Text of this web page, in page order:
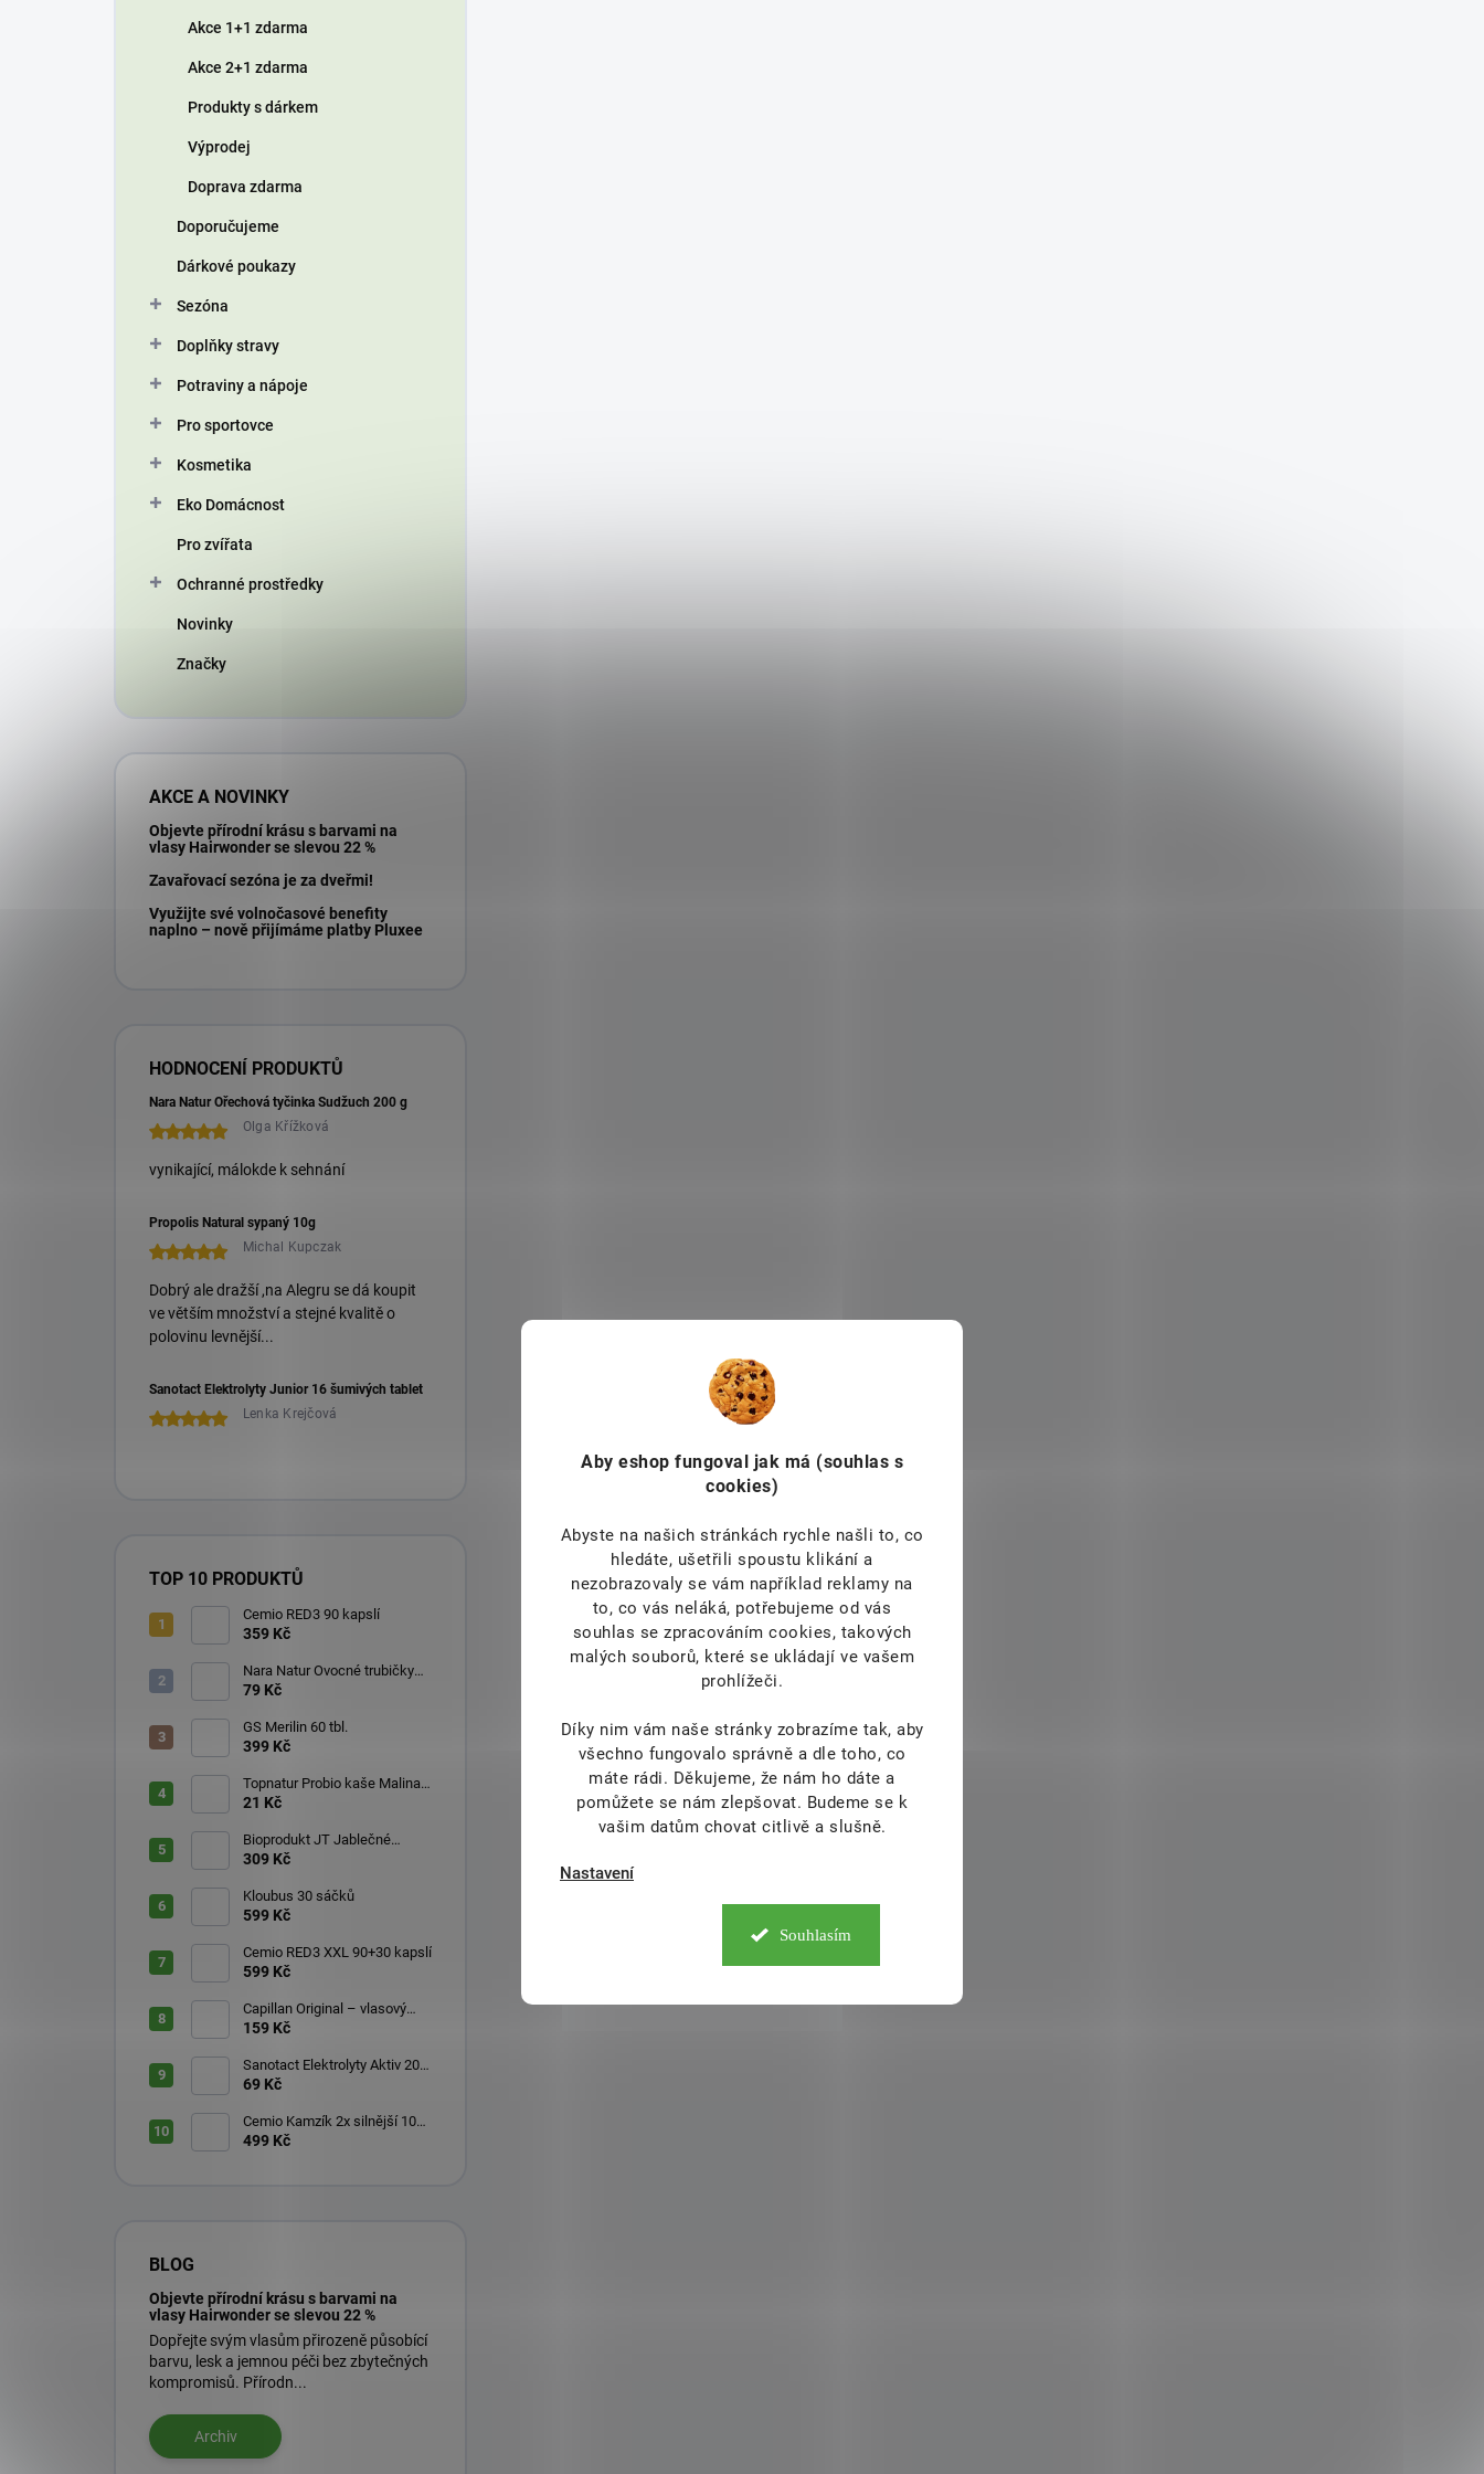
Aby eshop fungoval jak má (souhlas s
cookies)
Abyste na našich stránkách rychle našli to, co
hledáte, ušetřili spoustu klikání a
nezobrazovaly se vám například reklamy na
to, co vás neláká, potřebujeme od vás
souhlas se zpracováním cookies, takových
malých souborů, které se ukládají ve vašem
prohlížeči.
Díky nim vám naše stránky zobrazíme tak, aby
všechno fungovalo správně a dle toho, co
máte rádi. Děkujeme, že nám ho dáte a
pomůžete se nám zlepšovat. Budeme se k
vašim datům chovat citlivě a slušně.
Nastavení
Souhlasím
Akce 1+1 zdarma
Akce 2+1 zdarma
Produkty s dárkem
Výprodej
Doprava zdarma
Doporučujeme
Dárkové poukazy
Sezóna
Doplňky stravy
Potraviny a nápoje
Pro sportovce
Kosmetika
Eko Domácnost
Pro zvířata
Ochranné prostředky
Novinky
Značky
AKCE A NOVINKY
Objevte přírodní krásu s barvami na
vlasy Hairwonder se slevou 22 %
Zavařovací sezóna je za dveřmi!
Využijte své volnočasové benefity
naplno – nově přijímáme platby Pluxee
HODNOCENÍ PRODUKTŮ
Nara Natur Ořechová tyčinka Sudžuch 200 g
Olga Křížková
vynikající, málokde k sehnání
Propolis Natural sypaný 10g
Michal Kupczak
Dobrý ale dražší ,na Alegru se dá koupit
ve větším množství a stejné kvalitě o
polovinu levnější...
Sanotact Elektrolyty Junior 16 šumivých tablet
Lenka Krejčová
TOP 10 PRODUKTŮ
Cemio RED3 90 kapslí
359 Kč
Nara Natur Ovocné trubičky
Lavaš 140 g
79 Kč
GS Merilin 60 tbl.
399 Kč
Topnatur Probio kaše Malina
60 g
21 Kč
Bioprodukt JT Jablečné
trubičky 43 ks (540 g)
309 Kč
Kloubus 30 sáčků
599 Kč
Cemio RED3 XXL 90+30 kapslí
599 Kč
Capillan Original – vlasový
aktivátor 200 ml
159 Kč
Sanotact Elektrolyty Aktiv 20
šumivých tablet
69 Kč
Cemio Kamzík 2x silnější 100
kapslí + 50 kapslí
499 Kč
BLOG
Objevte přírodní krásu s barvami na
vlasy Hairwonder se slevou 22 %
Dopřejte svým vlasům přirozeně působící
barvu, lesk a jemnou péči bez zbytečných
kompromisů. Přírodn...
Archiv